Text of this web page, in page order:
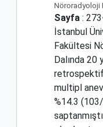
Nöroradyoloji
Sayfa :
İstanbul
Fakültesi
Dalında 20
retrospektif
multipl
%14.3